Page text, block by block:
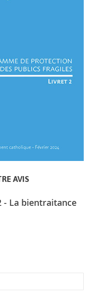
AVIS
- La bientraitance